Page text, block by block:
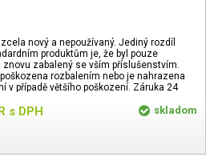
nový a nepoužívaný. Jediný rozdíl
produktům je, že byl pouze
znovu zabalený se vším příslušenstvím.
rozbalením nebo je nahrazena
v případě většího poškození. Záruka 24
s DPH skladom